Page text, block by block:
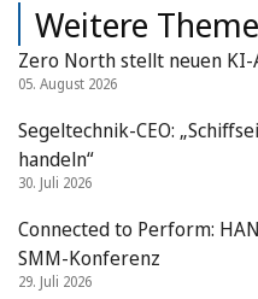
Weitere
Zero North stellt neuen
05. August 2026
Segeltechnik-CEO:
handeln“
30. Juli 2026
Connected to Perform:
SMM-Konferenz
29. Juli 2026